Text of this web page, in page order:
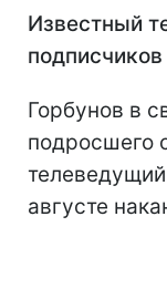
Известный
Горбунов в
подросшего
телеведущий
августе